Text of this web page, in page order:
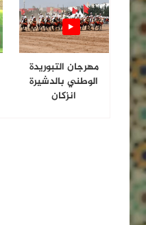
مهرجان التبوريدة
الوطني بالدشيرة
انزكان